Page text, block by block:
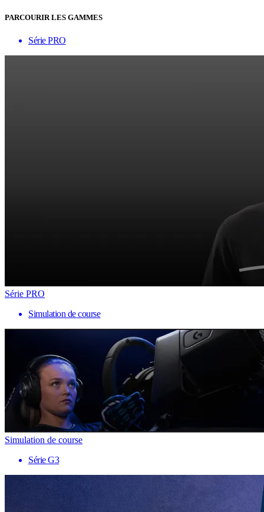
PARCOURIR LES GAMMES
Série PRO
Série PRO
Simulation de course
Simulation de course
Série G3